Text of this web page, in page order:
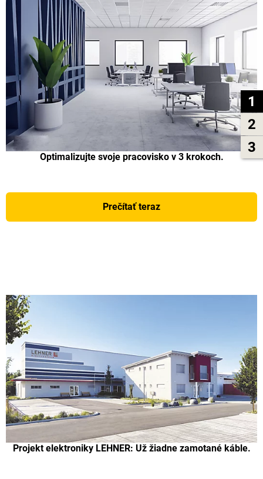
1
2
3
Optimalizujte svoje pracovisko v 3 krokoch.
Prečítať teraz
Projekt elektroniky LEHNER: Už žiadne zamotané káble.